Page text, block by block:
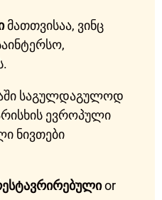
მათთვისაა, ვინც
საგულდაგულოდ
ევროპული
ნივთები
or